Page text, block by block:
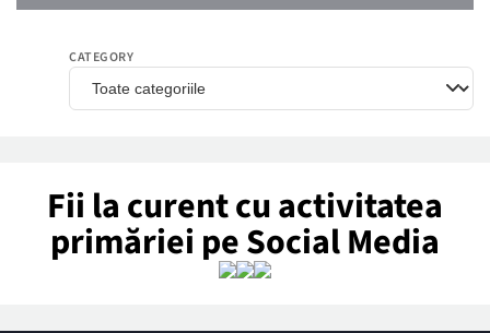
CATEGORY
Fii la curent cu activitatea
primăriei pe Social Media